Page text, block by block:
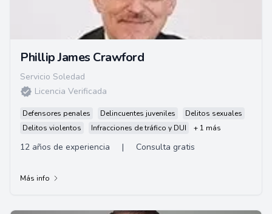
Phillip James Crawford
Servicio Soledad
Licencia Verificada
Defensores penales Delincuentes juveniles
Delitos sexuales
Delitos violentos
Infracciones de tráfico y DUI + 1 más
12 años de experiencia | Consulta gratis
Más info